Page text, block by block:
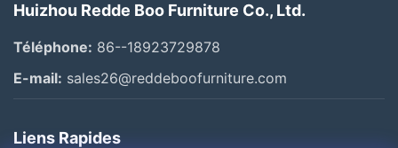
Huizhou Redde Boo Furniture Co., Ltd.
Téléphone: 86--18923729878
E-mail: sales26@reddeboofurniture.com
Liens Rapides